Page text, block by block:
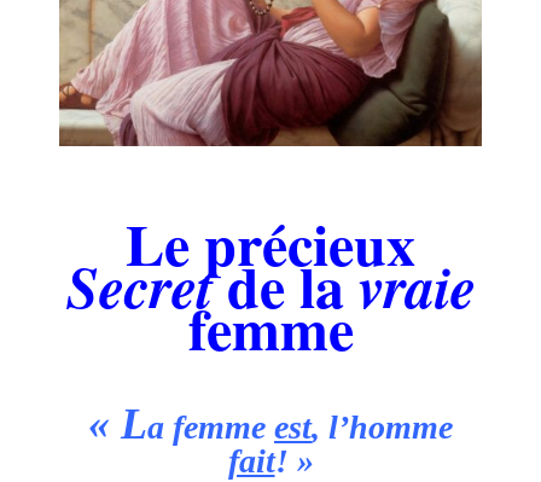
Le précieux
Secretde lavraie
femme
« La femme est, l’homme
fait! »